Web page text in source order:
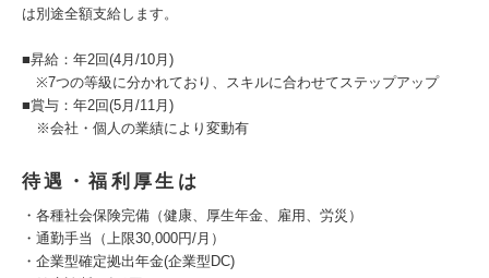
は別途全額支給します。
■昇給：年2回(4月/10月)
※7つの等級に分かれており、スキルに合わせてステップアップ
■賞与：年2回(5月/11月)
※会社・個人の業績により変動有
待遇・福利厚生は
・各種社会保険完備（健康、厚生年金、雇用、労災）
・通勤手当（上限30,000円/月）
・企業型確定拠出年金(企業型DC)